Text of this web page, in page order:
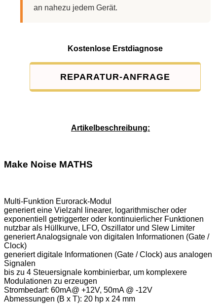
an nahezu jedem Gerät.
Kostenlose Erstdiagnose
REPARATUR-ANFRAGE
Artikelbeschreibung:
Make Noise MATHS
Multi-Funktion Eurorack-Modul
generiert eine Vielzahl linearer, logarithmischer oder
exponentiell getriggerter oder kontinuierlicher Funktionen
nutzbar als Hüllkurve, LFO, Oszillator und Slew Limiter
generiert Analogsignale von digitalen Informationen (Gate /
Clock)
generiert digitale Informationen (Gate / Clock) aus analogen
Signalen
bis zu 4 Steuersignale kombinierbar, um komplexere
Modulationen zu erzeugen
Strombedarf: 60mA@ +12V, 50mA @ -12V
Abmessungen (B x T): 20 hp x 24 mm